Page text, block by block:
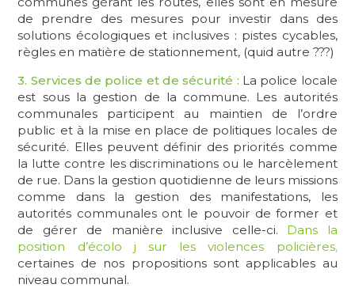
de prendre des mesures pour investir dans des
solutions écologiques et inclusives : pistes cycables,
règles en matière de stationnement, (quid autre ???)
3. Services de police et de sécurité : La police locale
est sous la gestion de la commune. Les autorités
communales participent au maintien de l’ordre
public et à la mise en place de politiques locales de
sécurité. Elles peuvent définir des priorités comme
la lutte contre les discriminations ou le harcèlement
de rue. Dans la gestion quotidienne de leurs missions
comme dans la gestion des manifestations, les
autorités communales ont le pouvoir de former et
de gérer de manière inclusive celle-ci. Dans la
position d’écolo j sur les violences policières,
certaines de nos propositions sont applicables au
niveau communal.